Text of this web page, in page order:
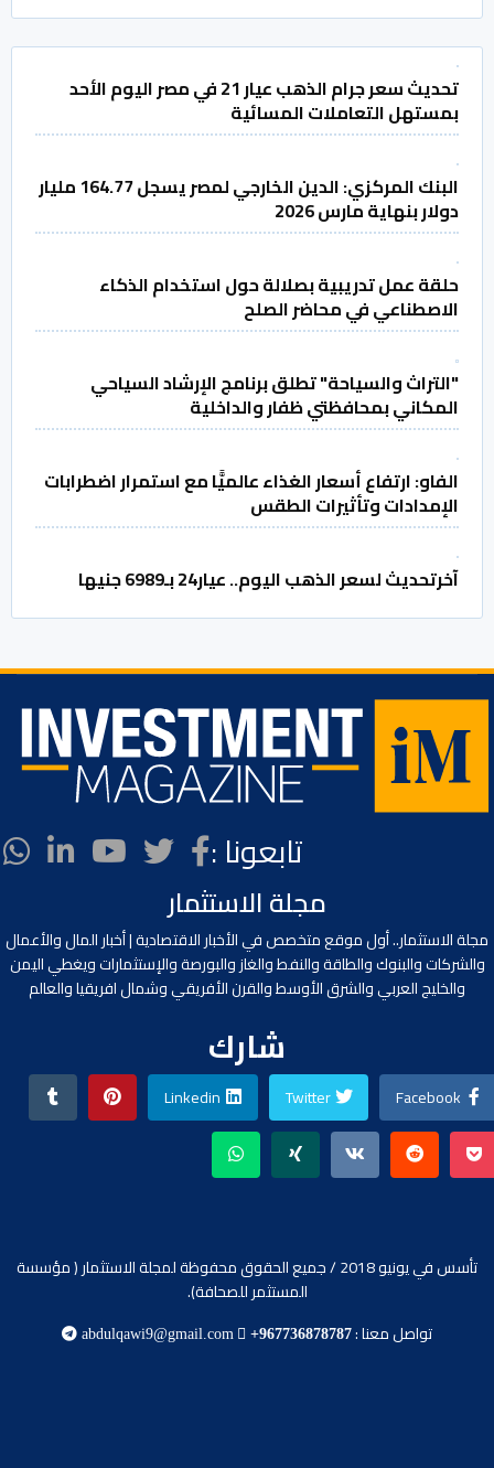
تحديث سعر جرام الذهب عيار 21 في مصر اليوم الأحد
بمستهل التعاملات المسائية
البنك المركزي: الدين الخارجي لمصر يسجل 164.77 مليار
دولار بنهاية مارس 2026
حلقة عمل تدريبية بصلالة حول استخدام الذكاء
الاصطناعي في محاضر الصلح
"التراث والسياحة" تطلق برنامج الإرشاد السياحي
المكاني بمحافظتي ظفار والداخلية
الفاو: ارتفاع أسعار الغذاء عالميًّا مع استمرار اضطرابات
الإمدادات وتأثيرات الطقس
آخرتحديث لسعر الذهب اليوم.. عيار24 بـ6989 جنيها
تابعونا :
مجلة الاستثمار
مجلة الاستثمار.. أول موقع متخصص في الأخبار الاقتصادية | أخبار المال والأعمال
والشركات والبنوك والطاقة والنفط والغاز والبورصة والإستثمارات ويغطي اليمن
والخليج العربي والشرق الأوسط والقرن الأفريقي وشمال افريقيا والعالم
شارك
Facebook
Twitter
Linkedin
تأسس في يونيو 2018 / جميع الحقوق محفوظة لمجلة الاستثمار ( مؤسسة
المستثمر للصحافة).
تواصل معنا : +967736878787
abdulqawi9@gmail.com